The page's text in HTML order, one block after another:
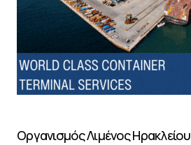
Οργανισμός Λιμένος Ηρακλείου